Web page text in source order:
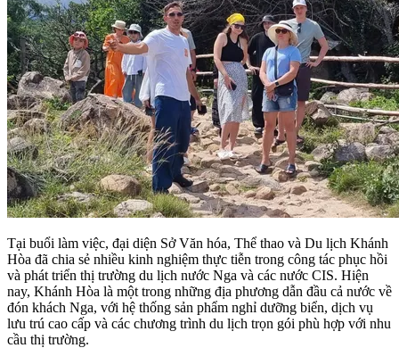
Tại buổi làm việc, đại diện Sở Văn hóa, Thể thao và Du lịch Khánh
Hòa đã chia sẻ nhiều kinh nghiệm thực tiễn trong công tác phục hồi
và phát triển thị trường du lịch nước Nga và các nước CIS. Hiện
nay, Khánh Hòa là một trong những địa phương dẫn đầu cả nước về
đón khách Nga, với hệ thống sản phẩm nghỉ dưỡng biển, dịch vụ
lưu trú cao cấp và các chương trình du lịch trọn gói phù hợp với nhu
cầu thị trường.